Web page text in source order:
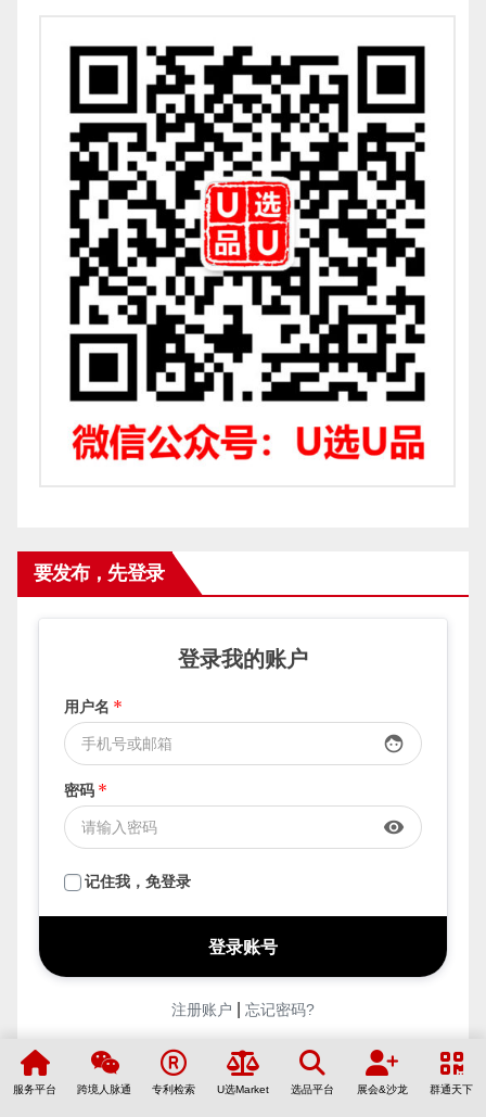
要发布，先登录
登录我的账户
用户名 *
face
密码 *
visibility
记住我，免登录
注册账户 忘记密码?
服务平台 跨境人脉通 专利检索 U选Market 选品平台 展会&沙龙 群通天下